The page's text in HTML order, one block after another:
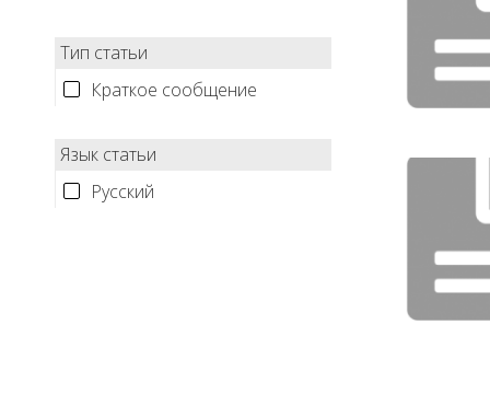
Тип статьи
Краткое сообщение
Язык статьи
Русский